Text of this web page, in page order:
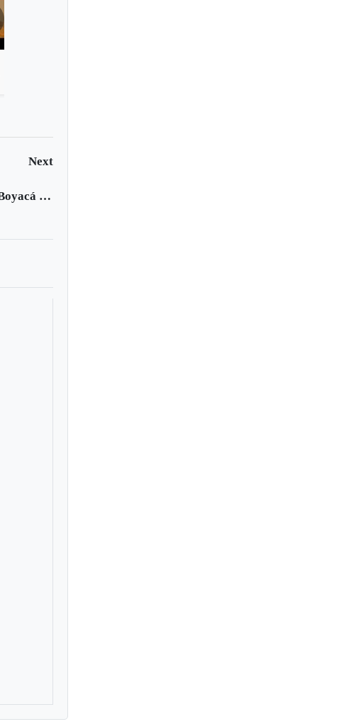
Next
Copa Postobón: Boyacá Chicó se metió en la semifinal